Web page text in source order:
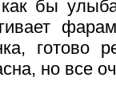
бы
готово
но все